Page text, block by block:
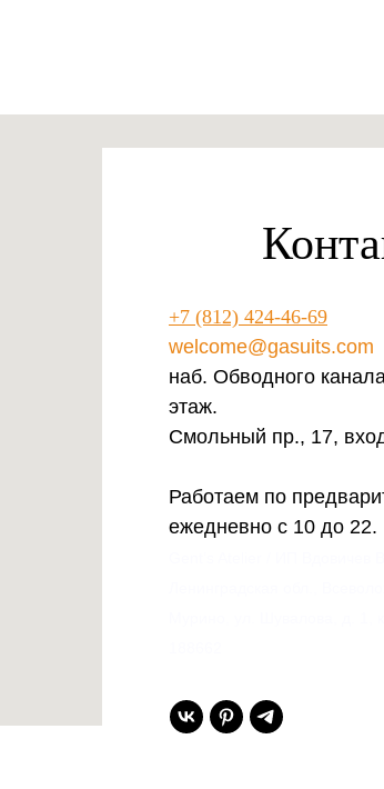
+7 (812) 424-46-69
welcome@gasuits.com
наб. Обводного
этаж.
Смольный пр., 17,
Работаем по
ежедневно с 10 до 22.